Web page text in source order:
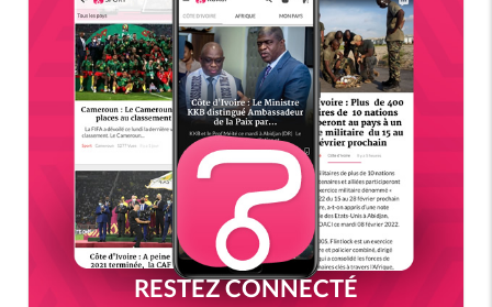
RESTEZ CONNECTÉ